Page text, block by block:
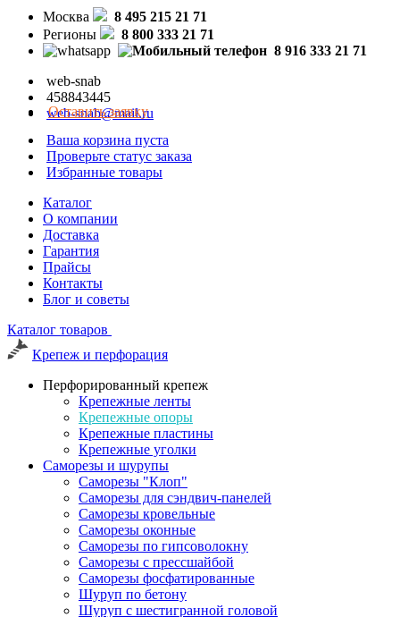
Москва
8 495 215 21 71
Регионы
8 800 333 21 71
8 916 333 21 71
web-snab
458843445
web-snab@mail.ru
Оставить заявку
Ваша корзина пуста
Проверьте статус заказа
Избранные товары
Каталог
О компании
Доставка
Гарантия
Прайсы
Контакты
Блог и советы
Каталог товаров
Крепеж и перфорация
Перфорированный крепеж
Крепежные ленты
Крепежные опоры
Крепежные пластины
Крепежные уголки
Саморезы и шурупы
Саморезы "Клоп"
Саморезы для сэндвич-панелей
Саморезы кровельные
Саморезы оконные
Саморезы по гипсоволокну
Саморезы с прессшайбой
Саморезы фосфатированные
Шуруп по бетону
Шуруп с шестигранной головой